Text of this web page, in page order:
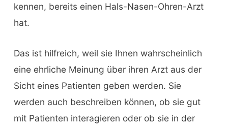
kennen, bereits einen Hals-Nasen-Ohren-Arzt
hat.
Das ist hilfreich, weil sie Ihnen wahrscheinlich
eine ehrliche Meinung über ihren Arzt aus der
Sicht eines Patienten geben werden. Sie
werden auch beschreiben können, ob sie gut
mit Patienten interagieren oder ob sie in der